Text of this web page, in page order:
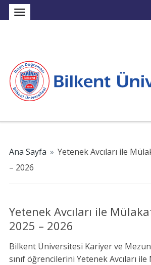
Ana Sayfa » Yetenek Avcıları ile
– 2026
Yetenek Avcıları ile
2025 – 2026
Bilkent Üniversitesi Kariyer ve
sınıf öğrencilerini Yetenek Avcıları